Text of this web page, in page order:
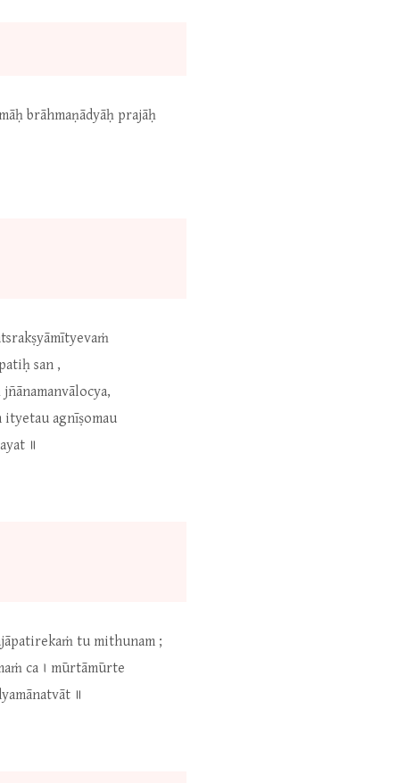
brāhmaṇādyāḥ prajāḥ
san ,
ityetau agnīṣomau
॥
tu mithunam ;
ca । mūrtāmūrte
॥